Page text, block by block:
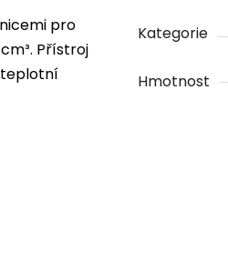
pro
Přístroj
teplotní
Kategorie
Hmotnost